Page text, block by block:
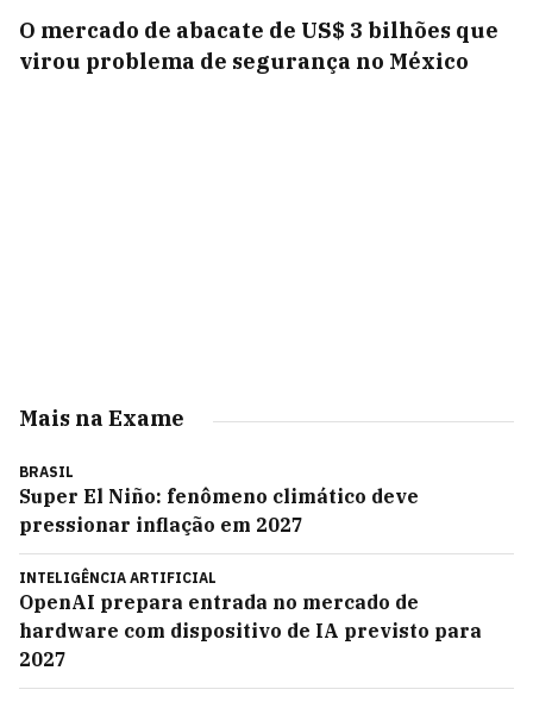
O mercado de abacate de US$ 3 bilhões que
virou problema de segurança no México
Mais na Exame
BRASIL
Super El Niño: fenômeno climático deve
pressionar inflação em 2027
INTELIGÊNCIA ARTIFICIAL
OpenAI prepara entrada no mercado de
hardware com dispositivo de IA previsto para
2027